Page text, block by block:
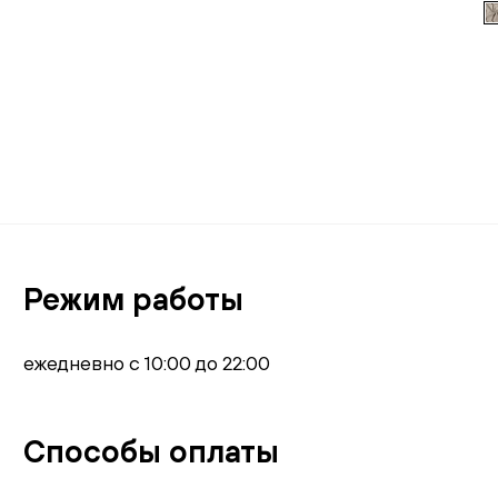
Режим работы
ежедневно с 10:00 до 22:00
Способы оплаты